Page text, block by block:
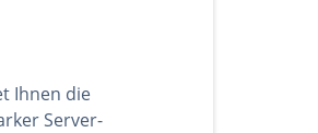
Ihnen die
Server-